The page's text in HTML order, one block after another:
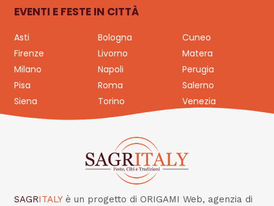
EVENTI E FESTE IN CITTÀ
Asti Bologna
Cuneo
Firenze
Livorno
Matera
Milano
Napoli
Perugia
Pisa
Roma
Salerno
Siena
Torino Venezia
SAGRITALY è un progetto di ORIGAMI Web, agenzia di